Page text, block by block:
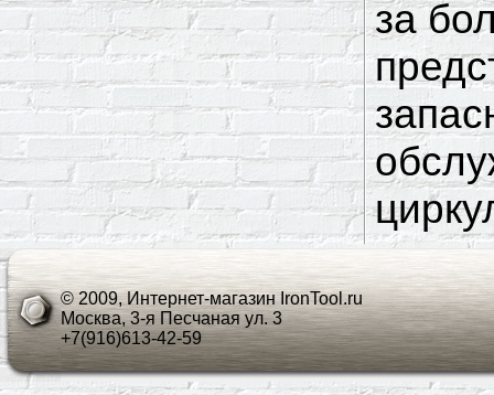
за
© 2009, Интернет-магазин IronTool.ru
Москва, 3-я Песчаная ул. 3
+7(916)613-42-59